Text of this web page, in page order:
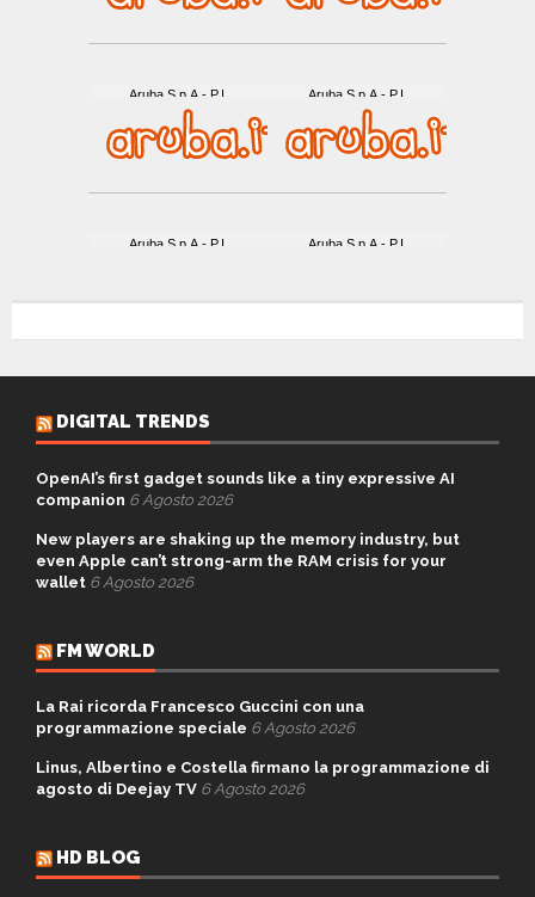
DIGITAL TRENDS
OpenAI’s first gadget sounds like a tiny expressive AI
companion 6 Agosto 2026
New players are shaking up the memory industry, but
even Apple can’t strong-arm the RAM crisis for your
wallet 6 Agosto 2026
FM WORLD
La Rai ricorda Francesco Guccini con una
programmazione speciale 6 Agosto 2026
Linus, Albertino e Costella firmano la programmazione di
agosto di Deejay TV 6 Agosto 2026
HD BLOG